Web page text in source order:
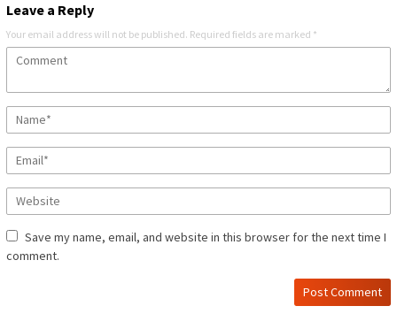
Leave a Reply
Your email address will not be published. Required fields are marked *
Save my name, email, and website in this browser for the next time I
comment.